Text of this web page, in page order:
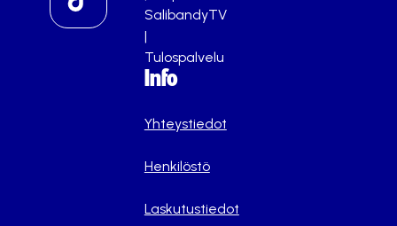
SalibandyTV
|
Tulospalvelu
Info
Yhteystiedot
Henkilöstö
Laskutustiedot